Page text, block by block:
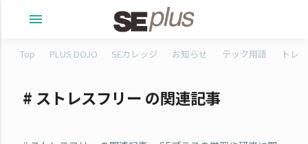
menu
Top PLUS DOJO SEカレッジ お知らせ テック用語 トレ
# ストレスフリー の関連記事